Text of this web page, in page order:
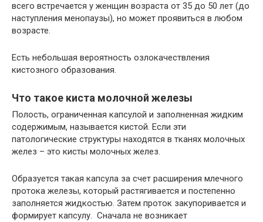
всего встречается у женщин возраста от 35 до 50 лет (до
наступления менопаузы), но может проявиться в любом
возрасте.
Есть небольшая вероятность озлокачествления
кистозного образования.
Что такое киста молочной железы
Полость, ограниченная капсулой и заполненная жидким
содержимым, называется кистой. Если эти
патологические структуры находятся в тканях молочных
желез – это кисты молочных желез.
Образуется такая капсула за счет расширения млечного
протока железы, который растягивается и постепенно
заполняется жидкостью. Затем проток закупоривается и
формирует капсулу. Сначала не возникает